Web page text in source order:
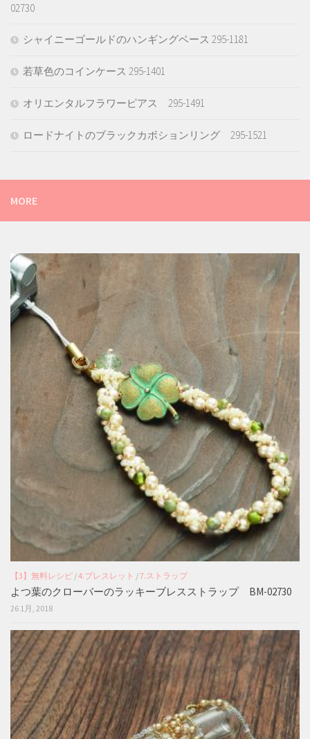
02730
シャイニーゴールドのハンギングベース 295-1181
若草色のコインケース 295-1401
オリエンタルフラワーピアス 295-1491
ロードナイトのブラックカボションリング 295-1521
MORE
【3】無料レシピ /4.ブレスレット /7.ストラップ
よつ葉のクローバーのラッキーブレスストラップ BM-02730
26 1月, 2018